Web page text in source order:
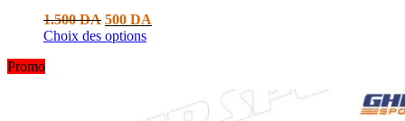
1.500DA 500 DA
Choix des options
Promo